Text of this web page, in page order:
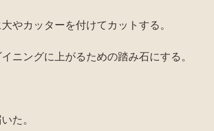
やカッターを付けてカットする。
ニングに上がるための踏み石にする。
た。